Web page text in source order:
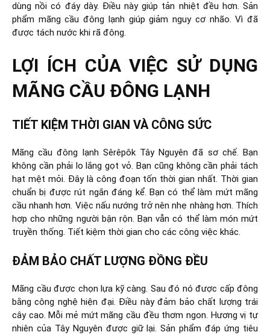
dùng nồi có đáy dày. Điều này giúp tản nhiệt đều hơn. Sản
phẩm mãng cầu đông lạnh giúp giảm nguy cơ nhão. Vì đã
được tách nước khi rã đông.
LỢI ÍCH CỦA VIỆC SỬ DỤNG
MÃNG CẦU ĐÔNG LẠNH
TIẾT KIỆM THỜI GIAN VÀ CÔNG SỨC
Mãng cầu đông lạnh Sêrêpôk Tây Nguyên đã sơ chế. Bạn
không cần phải lo lắng gọt vỏ. Bạn cũng không cần phải tách
hạt mệt mỏi. Đây là công đoạn tốn thời gian nhất. Thời gian
chuẩn bị được rút ngắn đáng kể. Bạn có thể làm mứt mãng
cầu nhanh hơn. Việc nấu nướng trở nên nhẹ nhàng hơn. Thích
hợp cho những người bận rộn. Bạn vẫn có thể làm món mứt
truyền thống. Tiết kiệm thời gian cho các công việc khác.
ĐẢM BẢO CHẤT LƯỢNG ĐỒNG ĐỀU
Mãng cầu được chọn lựa kỹ càng. Sau đó nó được cấp đông
bằng công nghệ hiện đại. Điều này đảm bảo chất lượng trái
cây cao. Mỗi mẻ mứt mãng cầu đều thơm ngon. Hương vị tự
nhiên của Tây Nguyên được giữ lại. Sản phẩm đáp ứng tiêu